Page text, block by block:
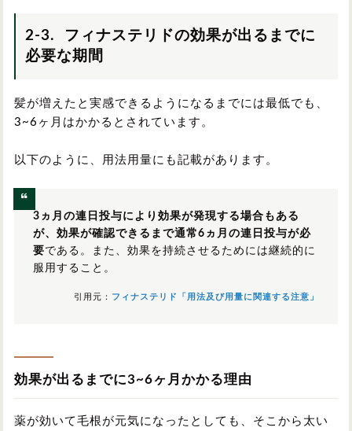
2-3. フィナステリドの効果が出るまでに
必要な期間
髪が増えたと実感できるようになるまでには最低でも、
3~6ヶ月はかかるとされています。
以下のように、用法用量にも記載があります。
3ヵ月の連日投与により効果が発現する場合もある
が、効果が確認できるまで通常6ヵ月の連日投与が必
要である。また、効果を持続させるためには継続的に
服用すること。
引用元： フィナステリド「用法及び用量に関連する注意」
効果が出るまでに3~6ヶ月かかる理由
薬が効いて毛根が元気になったとしても、そこから太い